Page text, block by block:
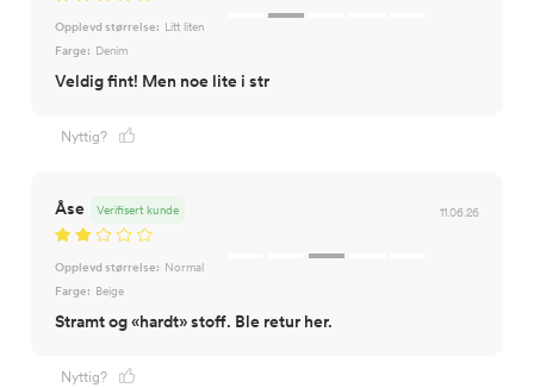
Opplevd størrelse: Litt liten
Farge: Denim
Veldig fint! Men noe lite i str
Nyttig?
Åse 11.06.26
Verifisert kunde
Opplevd størrelse: Normal
Farge: Beige
Stramt og «hardt» stoff. Ble retur her.
Nyttig?